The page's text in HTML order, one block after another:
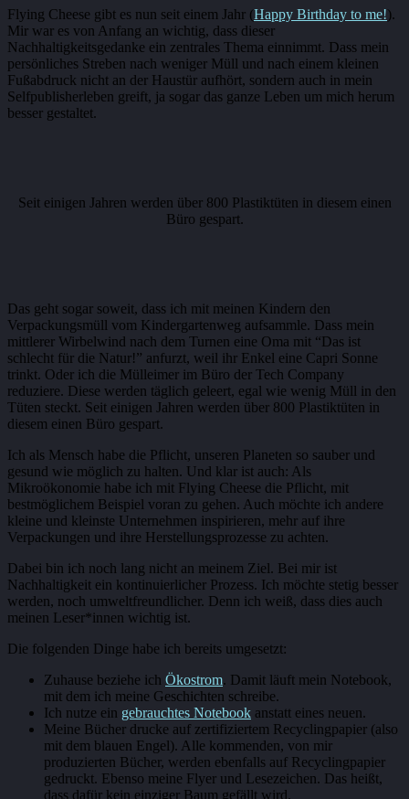
Flying Cheese gibt es nun seit einem Jahr (Happy Birthday to me!).
Mir war es von Anfang an wichtig, dass dieser
Nachhaltigkeitsgedanke ein zentrales Thema einnimmt. Dass mein
persönliches Streben nach weniger Müll und nach einem kleinen
Fußabdruck nicht an der Haustür aufhört, sondern auch in mein
Selfpublisherleben greift, ja sogar das ganze Leben um mich herum
besser gestaltet.
Seit einigen Jahren werden über 800 Plastiktüten in diesem einen
Büro gespart.
Das geht sogar soweit, dass ich mit meinen Kindern den
Verpackungsmüll vom Kindergartenweg aufsammle. Dass mein
mittlerer Wirbelwind nach dem Turnen eine Oma mit “Das ist
schlecht für die Natur!” anfurzt, weil ihr Enkel eine Capri Sonne
trinkt. Oder ich die Mülleimer im Büro der Tech Company
reduziere. Diese werden täglich geleert, egal wie wenig Müll in den
Tüten steckt. Seit einigen Jahren werden über 800 Plastiktüten in
diesem einen Büro gespart.
Ich als Mensch habe die Pflicht, unseren Planeten so sauber und
gesund wie möglich zu halten. Und klar ist auch: Als
Mikroökonomie habe ich mit Flying Cheese die Pflicht, mit
bestmöglichem Beispiel voran zu gehen. Auch möchte ich andere
kleine und kleinste Unternehmen inspirieren, mehr auf ihre
Verpackungen und ihre Herstellungsprozesse zu achten.
Dabei bin ich noch lang nicht an meinem Ziel. Bei mir ist
Nachhaltigkeit ein kontinuierlicher Prozess. Ich möchte stetig besser
werden, noch umweltfreundlicher. Denn ich weiß, dass dies auch
meinen Leser*innen wichtig ist.
Die folgenden Dinge habe ich bereits umgesetzt:
Zuhause beziehe ich Ökostrom. Damit läuft mein Notebook,
mit dem ich meine Geschichten schreibe.
Ich nutze ein gebrauchtes Notebook anstatt eines neuen.
Meine Bücher drucke auf zertifiziertem Recyclingpapier (also
mit dem blauen Engel). Alle kommenden, von mir
produzierten Bücher, werden ebenfalls auf Recyclingpapier
gedruckt. Ebenso meine Flyer und Lesezeichen. Das heißt,
dass dafür kein einziger Baum gefällt wird.